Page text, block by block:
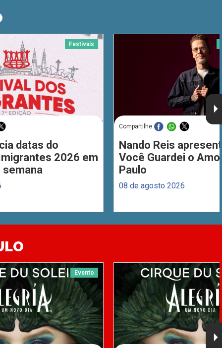
Festivais
datas do
2026 em
semana
Compartilhe
Nando Reis
Você Guardei o
Paulo
08 de agosto 2026
Evento